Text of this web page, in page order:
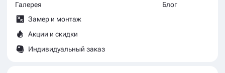
Галерея
Замер и монтаж
Акции и скидки
Индивидуальный заказ
Блог